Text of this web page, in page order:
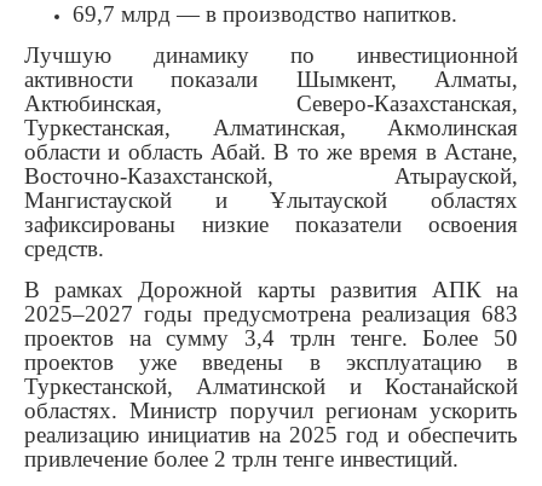
69,7 млрд — в производство напитков.
Лучшую динамику по инвестиционной
активности показали Шымкент, Алматы,
Актюбинская, Северо-Казахстанская,
Туркестанская, Алматинская, Акмолинская
области и область Абай. В то же время в Астане,
Восточно-Казахстанской, Атырауской,
Мангистауской и Ұлытауской областях
зафиксированы низкие показатели освоения
средств.
В рамках Дорожной карты развития АПК на
2025–2027 годы предусмотрена реализация 683
проектов на сумму 3,4 трлн тенге. Более 50
проектов уже введены в эксплуатацию в
Туркестанской, Алматинской и Костанайской
областях. Министр поручил регионам ускорить
реализацию инициатив на 2025 год и обеспечить
привлечение более 2 трлн тенге инвестиций.